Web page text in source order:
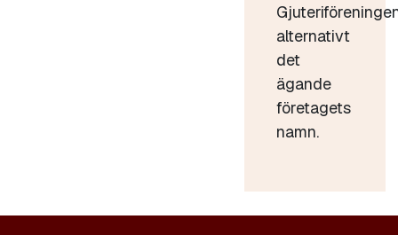
alternativt
det
ägande
företagets
namn.